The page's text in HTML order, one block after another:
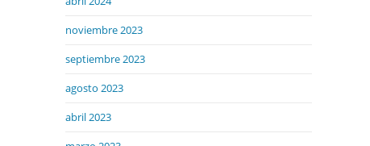
noviembre 2023
septiembre 2023
agosto 2023
abril 2023